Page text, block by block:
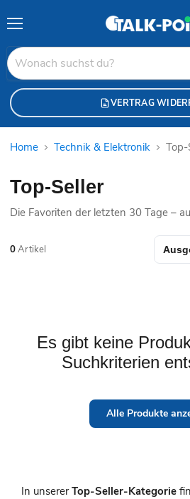
VERTRAG
Home Technik & Elektronik Top-
Top-Seller
Die Favoriten der letzten 30 Tage –
0Artikel
Es gibt keine
Suchkriterien
Alle Produkte
In unsererTop-Seller-Kategorie